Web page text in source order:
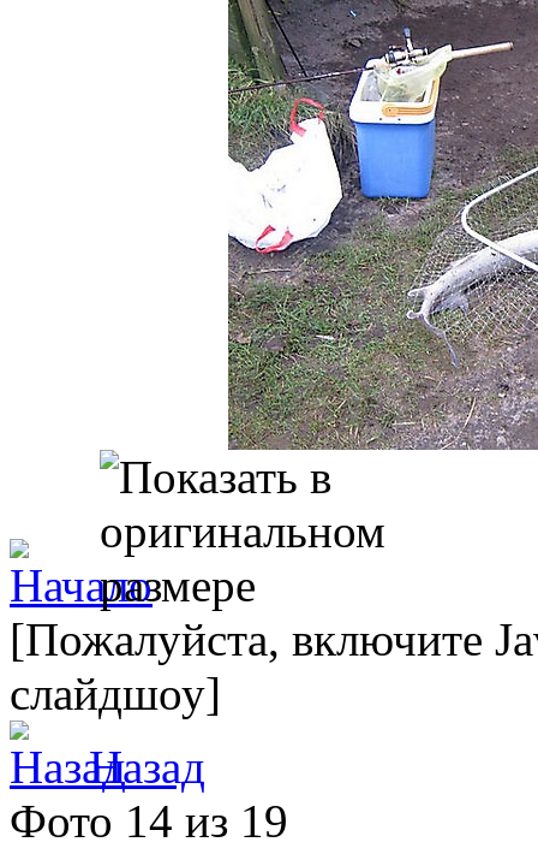
[Пожалуйста, включите
слайдшоу]
Назад
Фото 14 из 19